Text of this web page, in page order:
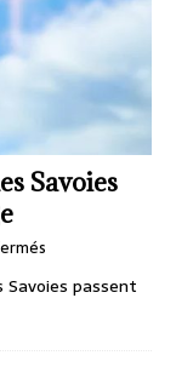
Savoies
Savoies passent